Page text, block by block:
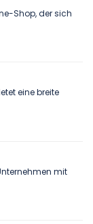
Shop, der sich
eine breite
mit